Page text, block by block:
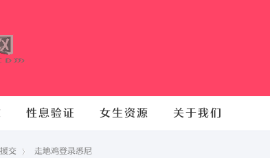
性息验证 女生资源 关于我们
交 走地鸡登录悉尼